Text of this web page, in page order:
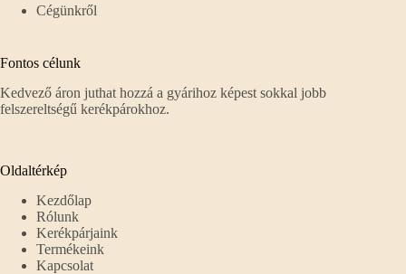
Cégünkről
Fontos célunk
Kedvező áron juthat hozzá a gyárihoz képest sokkal jobb
felszereltségű kerékpárokhoz.
Oldaltérkép
Kezdőlap
Rólunk
Kerékpárjaink
Termékeink
Kapcsolat